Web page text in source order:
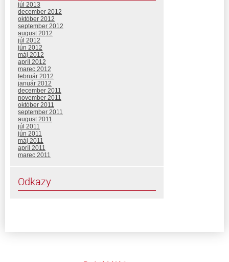
júl 2013
december 2012
október 2012
september 2012
august 2012
júl 2012
jún 2012
máj 2012
apríl 2012
marec 2012
február 2012
január 2012
december 2011
november 2011
október 2011
september 2011
august 2011
júl 2011
jún 2011
máj 2011
apríl 2011
marec 2011
Odkazy